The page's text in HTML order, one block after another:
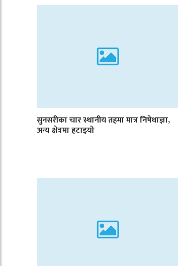
सुनसरीका चार स्थानीय तहमा मात्र निषेधाज्ञा,
अन्य क्षेत्रमा हटाइयो